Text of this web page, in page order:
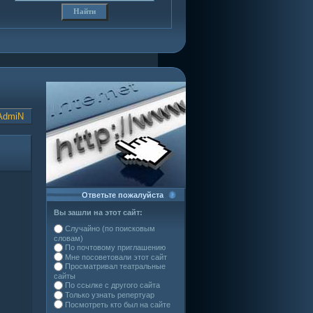
Ответьте пожалуйста
Вы зашли на этот сайт:
Случайно (по поисковым
словам)
По почтовому приглашению
Мне посоветовали этот сайт
Просматривал театральные
сайты
По ссылке с другого сайта
Только узнать репертуар
Посмотреть кто был на сайте